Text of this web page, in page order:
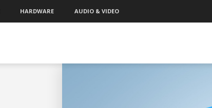
HARDWARE AUDIO & VIDEO